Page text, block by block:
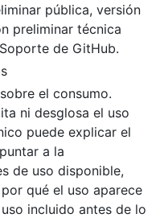
pública, versión
preliminar técnica
de GitHub.
el consumo.
ni desglosa el uso
puede explicar el
a la
de uso disponible,
qué el uso aparece
incluido antes de lo